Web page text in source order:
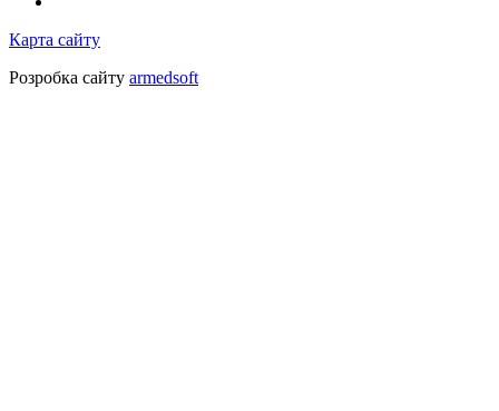
Карта сайту
Розробка сайту armedsoft